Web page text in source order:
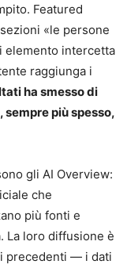
Featured
«le persone
elemento intercetta
raggiunga i
ha smesso di
più spesso,
gli AI Overview:
che
più fonti e
La loro diffusione è
precedenti — i dati